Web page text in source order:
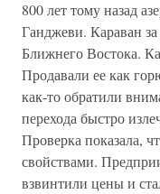
800 лет тому назад
Ганджеви. Караван
Ближнего Востока.
Продавали ее как
как-то обратили
перехода быстро
Проверка показала,
свойствами.
взвинтили цены и